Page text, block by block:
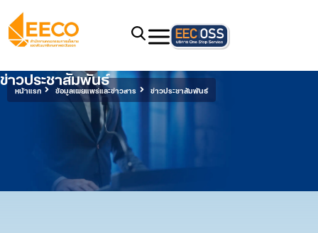
หน้าแรก ข้อมูลเผยแพร่และข่าวสาร ข่าวประชาสัมพันธ์
ข่าวประชาสัมพันธ์